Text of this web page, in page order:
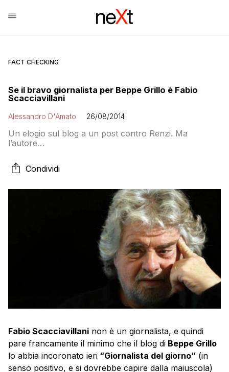
FACT CHECKING
Se il bravo giornalista per Beppe Grillo è Fabio
Scacciavillani
Alessandro D'Amato 26/08/2014
Un elogio sul blog a un post contro Renzi. Ma
l’autore…
Condividi
Fabio Scacciavillani non è un giornalista, e quindi
pare francamente il minimo che il blog di Beppe Grillo
lo abbia incoronato ieri “Giornalista del giorno” (in
senso positivo, e si dovrebbe capire dalla maiuscola)